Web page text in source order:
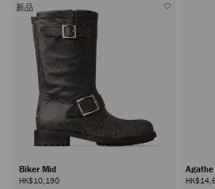
新品
Biker Mid
HK$10,190